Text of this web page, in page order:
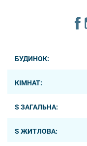
БУДИНОК:
КІМНАТ:
S ЗАГАЛЬНА:
S ЖИТЛОВА: